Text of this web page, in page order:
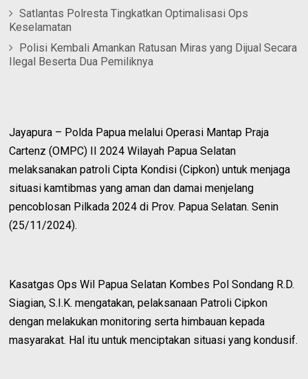
Satlantas Polresta Tingkatkan Optimalisasi Ops
Keselamatan
Polisi Kembali Amankan Ratusan Miras yang Dijual Secara
Ilegal Beserta Dua Pemiliknya
Jayapura – Polda Papua melalui Operasi Mantap Praja
Cartenz (OMPC) II 2024 Wilayah Papua Selatan
melaksanakan patroli Cipta Kondisi (Cipkon) untuk menjaga
situasi kamtibmas yang aman dan damai menjelang
pencoblosan Pilkada 2024 di Prov. Papua Selatan. Senin
(25/11/2024).
Kasatgas Ops Wil Papua Selatan Kombes Pol Sondang R.D.
Siagian, S.I.K. mengatakan, pelaksanaan Patroli Cipkon
dengan melakukan monitoring serta himbauan kepada
masyarakat. Hal itu untuk menciptakan situasi yang kondusif.